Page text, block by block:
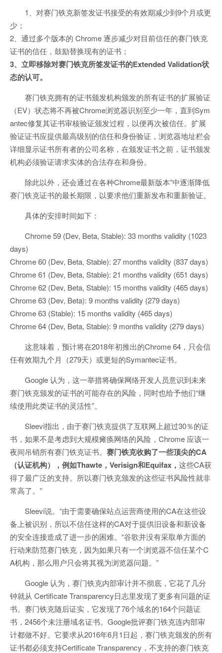
1、对赛门铁克新签发证书接受的有效期减少到9个月或更
少；
2、通过多个版本的 Chrome 逐步减少对目前信任的赛门铁克
证书的信任，鼓励替换现有的证书；
3、立即移除对赛门铁克所签发证书的Extended Validation状
态的认可。
赛门铁克拥有的证书颁发机构颁发的所有证书的扩展验证
（EV）状态将不再被Chrome浏览器识别至少一年，直到Sym
antec修复其证书审核验证颁发过程，以便再次被信任。扩展
验证证书应提供最高级别的信任和身份验证，浏览器地址栏会
详细显示证书所有者的公司名称，在颁发证书之前，证书颁发
机构必须验证请求实体的合法存在和身份。
除此以外，还会通过在各种Chrome最新版本”中逐渐降低
赛门铁克证书的最长期限，以要求他们重新发布和重新验证。
具体的安排时间如下：
Chrome 59 (Dev, Beta, Stable): 33 months validity (1023
days)
Chrome 60 (Dev, Beta, Stable): 27 months validity (837 days)
Chrome 61 (Dev, Beta, Stable): 21 months validity (651 days)
Chrome 62 (Dev, Beta, Stable): 15 months validity (465 days)
Chrome 63 (Dev, Beta): 9 months validity (279 days)
Chrome 63 (Stable): 15 months validity (465 days)
Chrome 64 (Dev, Beta, Stable): 9 months validity (279 days)
这意味着，预计将在2018年初推出的Chrome 64，只会信
任有效期九个月（279天）或更短的Symantec证书。
Google 认为，这一举措将确保网络开发人员意识到未来
赛门铁克颁发的证书的可能存在的风险，同时也给予他们“继
续使用此类证书的灵活性”。
Sleevi指出，由于赛门铁克提供了互联网上超过30％的证
书，如果不是考虑到大规模瘫痪网络的风险，Chrome 应该一
夜间吊销所有赛门铁克证书。 赛门铁克收购了一些顶尖的CA
（认证机构），例如Thawte，Verisign和Equifax， 这些CA获
得了最广泛的支持。所以赛门铁克颁发的这些证书风险性就非
常高了。”
Sleevi说。“由于需要确保站点运营商使用的CA在这些设
备上被识别，所以不信任这样的CA对于提供旧设备和新设备
的安全连接造成了进一步的困难。“谷歌并没有采取单方面的
行动来防范赛门铁克，因为如果只有一个浏览器不信任某个C
A机构，那么用户只会将其视为浏览器问题。”
Google 认为，赛门铁克内部审计并不彻底，它花了几分
钟就从 Certificate Transparency日志里发现了更多有问题的证
书。赛门铁克随后证实，它发现了76个域名的164个问题证
书，2456个未注册域名证书。Google批评赛门铁克连内部审
计都做不好。它要求从2016年6月1日起，赛门铁克颁发的所有
证书都必须支持Certificate Transparency，不支持的赛门铁克